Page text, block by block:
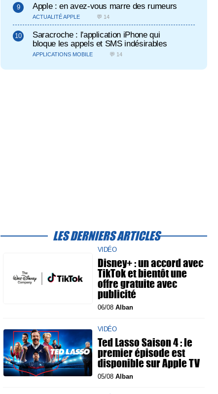
Apple : en avez-vous marre des rumeurs
ACTUALITÉ APPLE 💬 14
Saracroche : l'application iPhone qui
bloque les appels et SMS indésirables
APPLICATIONS MOBILE 💬 14
LES DERNIERS ARTICLES
VIDÉO
Disney+ : un accord avec
TikTok et bientôt une
offre gratuite avec
publicité
06/08 Alban
VIDÉO
Ted Lasso Saison 4 : le
premier épisode est
disponible sur Apple TV
05/08 Alban